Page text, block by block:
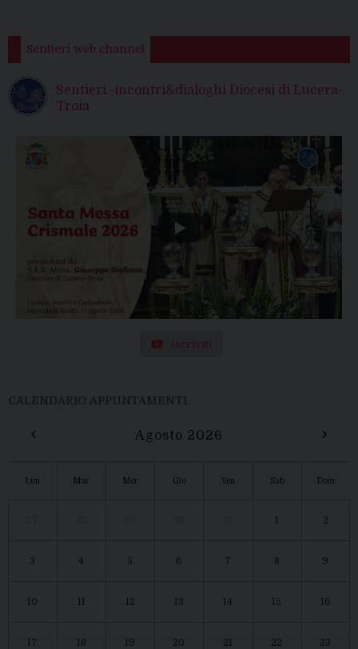
Sentieri web channel
Sentieri -incontri&dialoghi Diocesi di Lucera-
Troia
Iscriviti
CALENDARIO APPUNTAMENTI
‹ Agosto 2026 ›
Lun Mar Mer Gio Ven Sab Dom
2
3 4 5 6 7 8 9
10 12 13 14 15 16
17 18 19 20 21 22 23